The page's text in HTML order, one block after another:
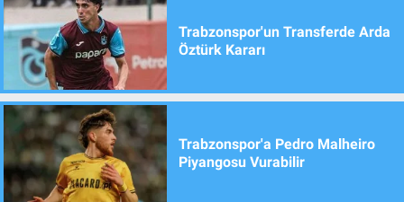
Trabzonspor'un Transferde Arda
Öztürk Kararı
Trabzonspor'a Pedro Malheiro
Piyangosu Vurabilir